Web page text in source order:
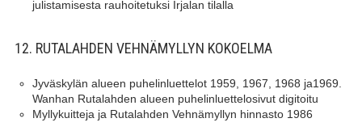
julistamisesta rauhoitetuksi Irjalan tilalla
12. RUTALAHDEN VEHNÄMYLLYN KOKOELMA
Jyväskylän alueen puhelinluettelot 1959, 1967, 1968 ja1969.
Wanhan Rutalahden alueen puhelinluettelosivut digitoitu
Myllykuitteja ja Rutalahden Vehnämyllyn hinnasto 1986